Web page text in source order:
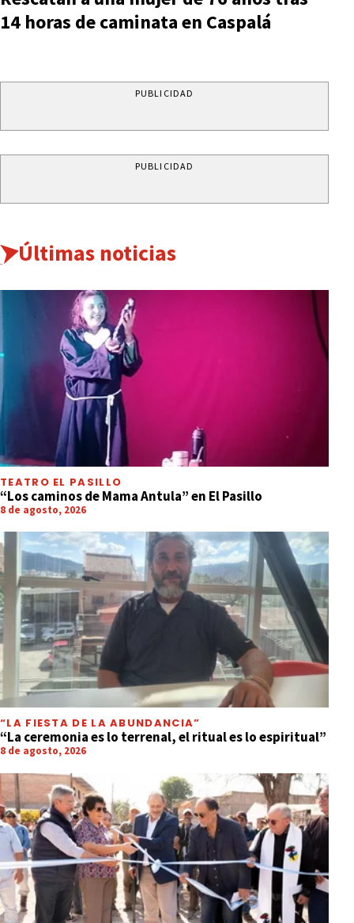
14 horas de caminata en Caspalá
PUBLICIDAD
PUBLICIDAD
Últimas noticias
TEATRO EL PASILLO
“Los caminos de Mama Antula” en El Pasillo
8 de agosto, 2026
“LA FIESTA DE LA ABUNDANCIA”
“La ceremonia es lo terrenal, el ritual es lo espiritual”
8 de agosto, 2026